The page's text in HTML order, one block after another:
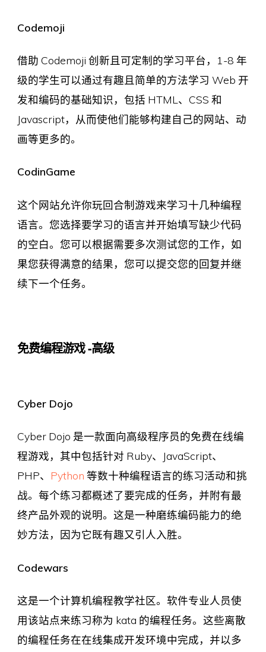
Codemoji
借助 Codemoji 创新且可定制的学习平台，1-8 年
级的学生可以通过有趣且简单的方法学习 Web 开
发和编码的基础知识，包括 HTML、CSS 和
Javascript，从而使他们能够构建自己的网站、动
画等更多的。
CodinGame
这个网站允许你玩回合制游戏来学习十几种编程
语言。您选择要学习的语言并开始填写缺少代码
的空白。您可以根据需要多次测试您的工作，如
果您获得满意的结果，您可以提交您的回复并继
续下一个任务。
免费编程游戏 -高级
Cyber Dojo
Cyber​​ Dojo 是一款面向高级程序员的免费在线编
程游戏，其中包括针对 Ruby、JavaScript、
PHP、 Python 等数十种编程语言的练习活动和挑
战。每个练习都概述了要完成的任务，并附有最
终产品外观的说明。这是一种磨练编码能力的绝
妙方法，因为它既有趣又引人入胜。
Codewars
这是一个计算机编程教学社区。软件专业人员使
用该站点来练习称为 kata 的编程任务。这些离散
的编程任务在在线集成开发环境中完成，并以多